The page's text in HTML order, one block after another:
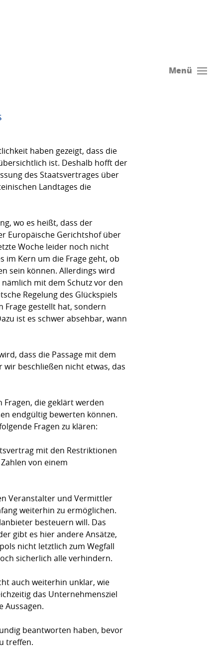
Menü
haben gezeigt, dass die
ist. Deshalb hofft der
des Staatsvertrages über
Landtages die
wo es heißt, dass der
Europäische Gerichtshof über
Woche leider noch nicht
im Kern um die Frage geht, ob
sein können. Allerdings wird
mit dem Schutz vor den
Regelung des Glückspiels
Frage gestellt hat, sondern
ist es schwer absehbar, wann
dass die Passage mit dem
beschließen nicht etwas, das
Fragen, die geklärt werden
endgültig bewerten können.
Fragen zu klären:
mit den Restriktionen
von einem
Veranstalter und Vermittler
weiterhin zu ermöglichen.
besteuern will. Das
gibt es hier andere Ansätze,
nicht letztlich zum Wegfall
sicherlich alle verhindern.
auch weiterhin unklar, wie
das Unternehmensziel
Aussagen.
beantworten haben, bevor
treffen.